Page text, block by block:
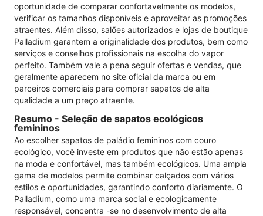
oportunidade de comparar confortavelmente os modelos,
verificar os tamanhos disponíveis e aproveitar as promoções
atraentes. Além disso, salões autorizados e lojas de boutique
Palladium garantem a originalidade dos produtos, bem como
serviços e conselhos profissionais na escolha do vapor
perfeito. Também vale a pena seguir ofertas e vendas, que
geralmente aparecem no site oficial da marca ou em
parceiros comerciais para comprar sapatos de alta
qualidade a um preço atraente.
Resumo - Seleção de sapatos ecológicos
femininos
Ao escolher sapatos de paládio femininos com couro
ecológico, você investe em produtos que não estão apenas
na moda e confortável, mas também ecológicos. Uma ampla
gama de modelos permite combinar calçados com vários
estilos e oportunidades, garantindo conforto diariamente. O
Palladium, como uma marca social e ecologicamente
responsável, concentra -se no desenvolvimento de alta